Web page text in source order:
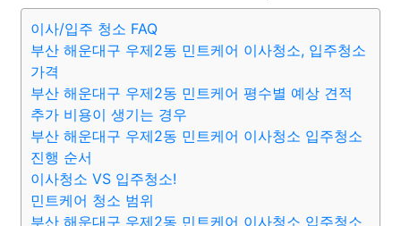
이사/입주 청소 FAQ
부산 해운대구 우제2동 민트케어 이사청소, 입주청소
가격
부산 해운대구 우제2동 민트케어 평수별 예상 견적
추가 비용이 생기는 경우
부산 해운대구 우제2동 민트케어 이사청소 입주청소
진행 순서
이사청소 VS 입주청소!
민트케어 청소 범위
부산 해운대구 우제2동 민트케어 이사청소 입주청소